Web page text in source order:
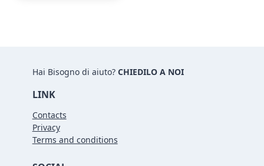
Hai Bisogno di aiuto? CHIEDILO A NOI
LINK
Contacts
Privacy
Terms and conditions